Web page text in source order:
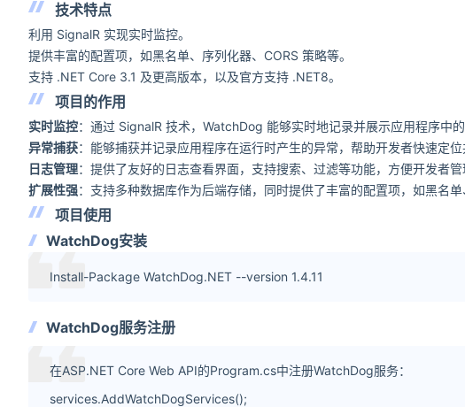
技术特点
利用 SignalR 实现实时监控。
提供丰富的配置项，如黑名单、序列化器、CORS 策略等。
支持 .NET Core 3.1 及更高版本，以及官方支持 .NET8。
项目的作用
实时监控：通过 SignalR 技术，WatchDog 能够实时地记录并展示应用程序中
异常捕获：能够捕获并记录应用程序在运行时产生的异常，帮助开发者快速定位
日志管理：提供了友好的日志查看界面，支持搜索、过滤等功能，方便开发者管
扩展性强：支持多种数据库作为后端存储，同时提供了丰富的配置项，如黑名
项目使用
WatchDog安装
Install-Package WatchDog.NET --version 1.4.11
WatchDog服务注册
在ASP.NET Core Web API的Program.cs中注册WatchDog服务：
services.AddWatchDogServices();